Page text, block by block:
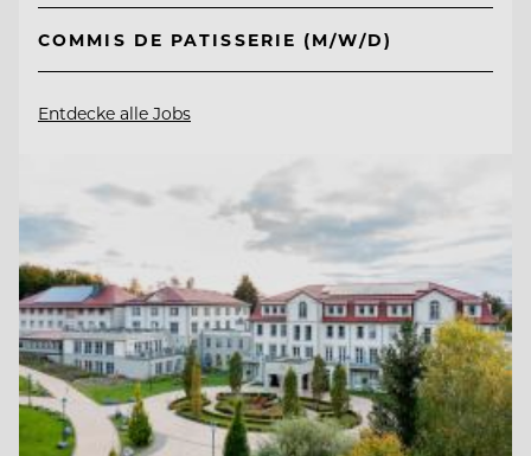
COMMIS DE PATISSERIE (M/W/D)
Entdecke alle Jobs